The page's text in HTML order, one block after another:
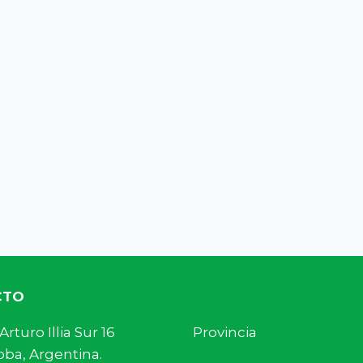
Arturo Illia Sur 16 Provincia
Argentina.